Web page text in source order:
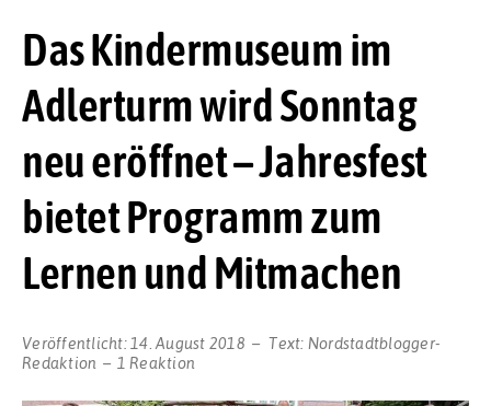
Das Kindermuseum im
Adlerturm wird Sonntag
neu eröffnet – Jahresfest
bietet Programm zum
Lernen und Mitmachen
Veröffentlicht: 14. August 2018 Text: Nordstadtblogger-
Redaktion
1 Reaktion